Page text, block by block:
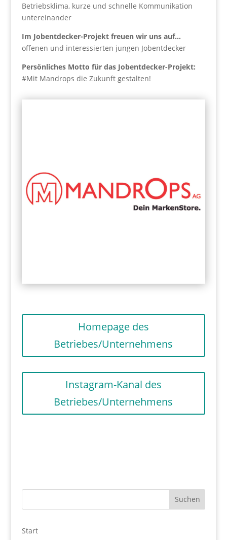
Betriebsklima, kurze und schnelle Kommunikation
untereinander
Im Jobentdecker-Projekt freuen wir uns auf…
offenen und interessierten jungen Jobentdecker
Persönliches Motto für das Jobentdecker-Projekt:
#Mit Mandrops die Zukunft gestalten!
Homepage des
Betriebes/Unternehmens
Instagram-Kanal des
Betriebes/Unternehmens
Start